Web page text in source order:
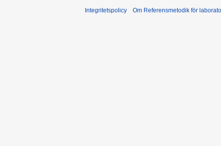
Integritetspolicy Om Referensmetodik för